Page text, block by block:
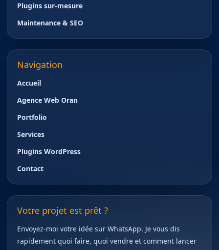
Plugins sur-mesure
Maintenance & SEO
Navigation
Accueil
Agence Web Oran
Portfolio
Services
Plugins WordPress
Contact
Votre projet est prêt ?
Envoyez-moi votre idée sur WhatsApp. Je vous dis
rapidement quoi faire, quoi vendre et comment lancer